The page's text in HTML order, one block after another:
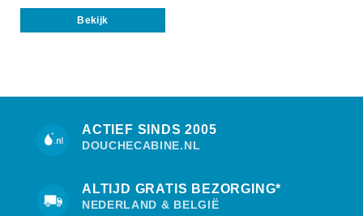
Bekijk
ACTIEF SINDS 2005
DOUCHECABINE.NL
ALTIJD GRATIS BEZORGING*
NEDERLAND & BELGIË